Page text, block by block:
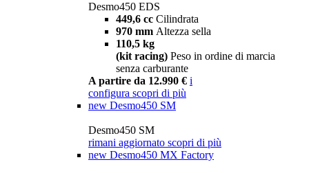
Desmo450 EDS
449,6 cc Cilindrata
970 mm Altezza sella
110,5 kg
(kit racing) Peso in ordine di marcia
senza carburante
A partire da 12.990 € i
configura scopri di più
new Desmo450 SM
Desmo450 SM
rimani aggiornato scopri di più
new Desmo450 MX Factory